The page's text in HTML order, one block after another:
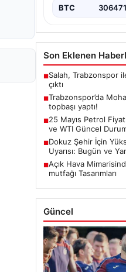
BTC
Son Eklenen
■Salah, Trabzonspor
çıktı
■Trabzonspor’da
topbaşı yaptı!
■25 Mayıs Petrol
ve WTI Güncel
■Dokuz Şehir İçin
Uyarısı: Bugün ve
■Açık Hava
mutfağı Tasarımları
Güncel